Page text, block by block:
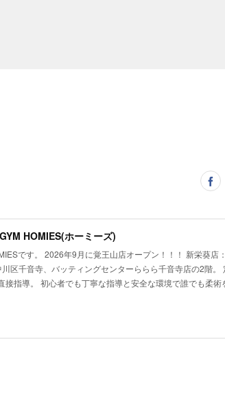
HOMIES(ホーミーズ)
です。 2026年9月に覚王山店オープン！！！ 新栄葵店
区千音寺、バッティングセンターららら千音寺店の2階。
指導。 初心者でも丁寧な指導と安全な環境で誰でも柔